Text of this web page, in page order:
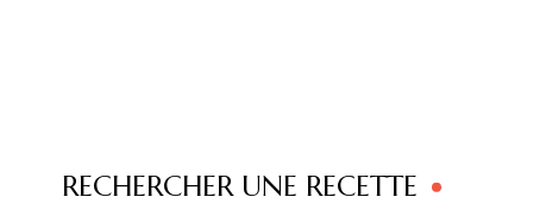
RECHERCHER UNE RECETTE